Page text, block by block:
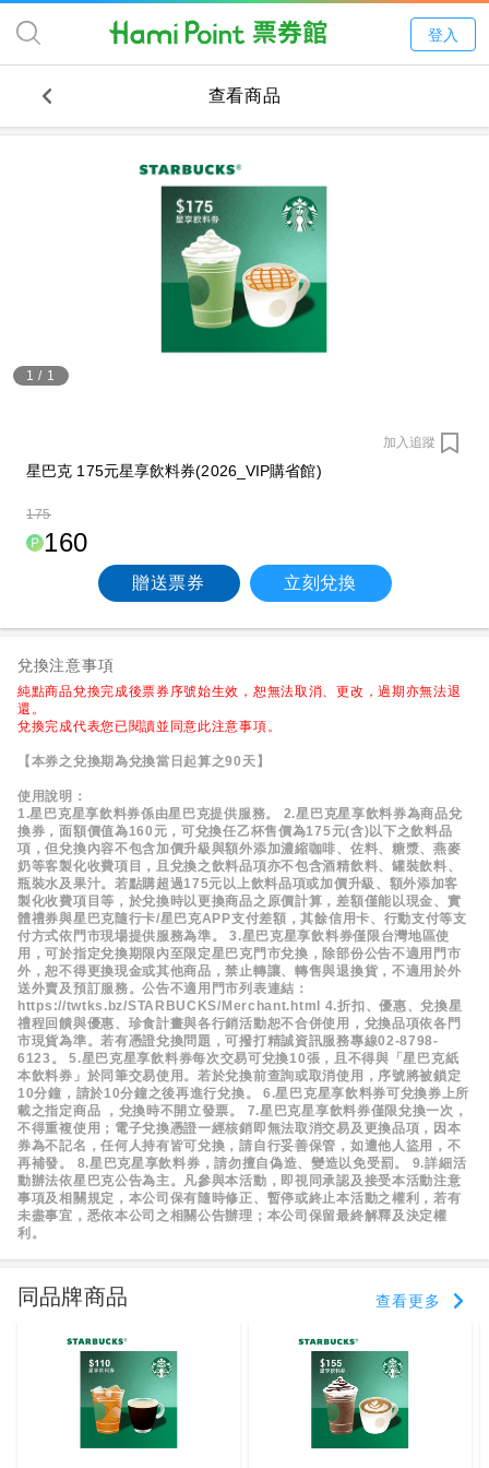
登入
查看商品
1 / 1
加入追蹤
星巴克 175元星享飲料券(2026_VIP購省館)
175
160
贈送票券 立刻兌換
兌換注意事項
純點商品兌換完成後票券序號始生效，恕無法取消、更改，過期亦無法退
還。
兌換完成代表您已閱讀並同意此注意事項。
【本券之兌換期為兌換當日起算之90天】
使用說明：
1.星巴克星享飲料券係由星巴克提供服務。 2.星巴克星享飲料券為商品兌
換券，面額價值為160元，可兌換任乙杯售價為175元(含)以下之飲料品
項，但兌換內容不包含加價升級與額外添加濃縮咖啡、佐料、糖漿、燕麥
奶等客製化收費項目，且兌換之飲料品項亦不包含酒精飲料、罐裝飲料、
瓶裝水及果汁。若點購超過175元以上飲料品項或加價升級、額外添加客
製化收費項目等，於兌換時以更換商品之原價計算，差額僅能以現金、實
體禮券與星巴克隨行卡/星巴克APP支付差額，其餘信用卡、行動支付等支
付方式依門市現場提供服務為準。3.星巴克星享飲料券僅限台灣地區使
用，可於指定兌換期限內至限定星巴克門市兌換，除部份公告不適用門市
外，恕不得更換現金或其他商品，禁止轉讓、轉售與退換貨，不適用於外
送外賣及預訂服務。公告不適用門市列表連結：
https://twtks.bz/STARBUCKS/Merchant.html 4.折扣、優惠、兌換星
禮程回饋與優惠、珍食計畫與各行銷活動恕不合併使用，兌換品項依各門
市現貨為準。若有憑證兌換問題，可撥打精誠資訊服務專線02-8798-
6123。5.星巴克星享飲料券每次交易可兌換10張，且不得與「星巴克紙
本飲料券」於同筆交易使用。若於兌換前查詢或取消使用，序號將被鎖定
10分鐘，請於10分鐘之後再進行兌換。 6.星巴克星享飲料券可兌換券上所
載之指定商品 ，兌換時不開立發票。 7.星巴克星享飲料券僅限兌換一次，
不得重複使用；電子兌換憑證一經核銷即無法取消交易及更換品項，因本
券為不記名，任何人持有皆可兌換，請自行妥善保管，如遭他人盜用，不
再補發。 8.星巴克星享飲料券，請勿擅自偽造、變造以免受罰。 9.詳細活
動辦法依星巴克公告為主。凡參與本活動，即視同承認及接受本活動注意
事項及相關規定，本公司保有隨時修正、暫停或終止本活動之權利，若有
未盡事宜，悉依本公司之相關公告辦理；本公司保留最終解釋及決定權
利。
同品牌商品 查看更多